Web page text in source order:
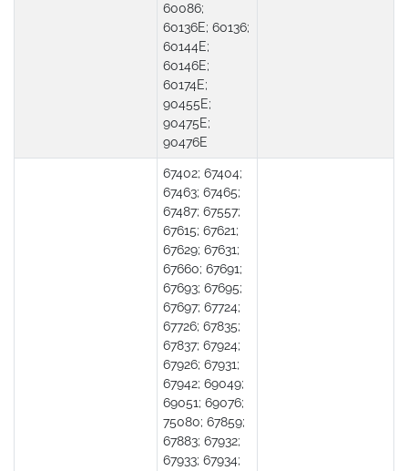
60086;
60136E; 60136;
60144E;
60146E;
60174E;
90455E;
90475E;
90476E
67402; 67404;
67463; 67465;
67487; 67557;
67615; 67621;
67629; 67631;
67660; 67691;
67693; 67695;
67697; 67724;
67726; 67835;
67837; 67924;
67926; 67931;
67942; 69049;
69051; 69076;
75080; 67859;
67883; 67932;
67933; 67934;